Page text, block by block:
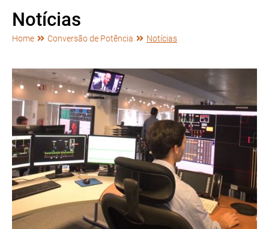
Notícias
Home Conversão de Potência Notícias